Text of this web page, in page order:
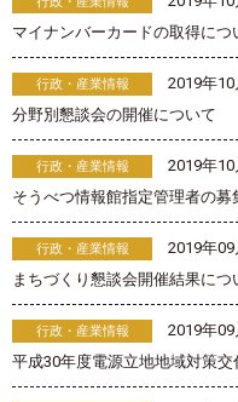
マイナンバーカードの取得につ
行政・産業情報
2019年10
分野別懇談会の開催について
行政・産業情報
2019年10
そうべつ情報館指定管理者の募
行政・産業情報
2019年09
まちづくり懇談会開催結果につ
行政・産業情報
2019年09
平成30年度電源立地地域対策